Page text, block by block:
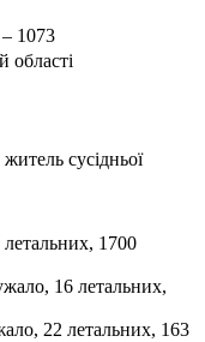
1073
області
сусідньої
1700
16 летальних,
22 летальних, 163